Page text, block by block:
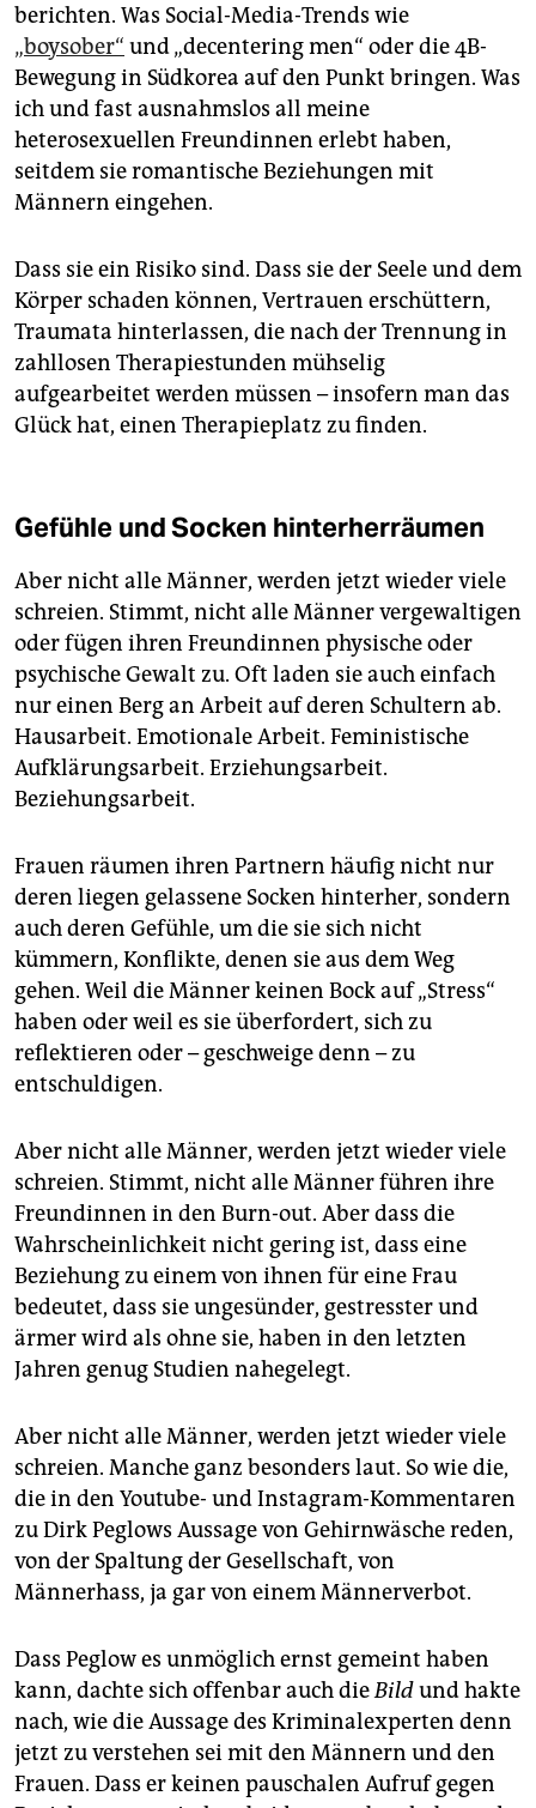
berichten. Was Social-Media-Trends wie
„boysober“ und „decentering men“ oder die 4B-
Bewegung in Südkorea auf den Punkt bringen. Was
ich und fast ausnahmslos all meine
heterosexuellen Freundinnen erlebt haben,
seitdem sie romantische Beziehungen mit
Männern eingehen.
Dass sie ein Risiko sind. Dass sie der Seele und dem
Körper schaden können, Vertrauen erschüttern,
Traumata hinterlassen, die nach der Trennung in
zahllosen Therapiestunden mühselig
aufgearbeitet werden müssen – insofern man das
Glück hat, einen Therapieplatz zu finden.
Gefühle und Socken hinterherräumen
Aber nicht alle Männer, werden jetzt wieder viele
schreien. Stimmt, nicht alle Männer vergewaltigen
oder fügen ihren Freundinnen physische oder
psychische Gewalt zu. Oft laden sie auch einfach
nur einen Berg an Arbeit auf deren Schultern ab.
Hausarbeit. Emotionale Arbeit. Feministische
Aufklärungsarbeit. Erziehungsarbeit.
Beziehungsarbeit.
Frauen räumen ihren Partnern häufig nicht nur
deren liegen gelassene Socken hinterher, sondern
auch deren Gefühle, um die sie sich nicht
kümmern, Konflikte, denen sie aus dem Weg
gehen. Weil die Männer keinen Bock auf „Stress“
haben oder weil es sie überfordert, sich zu
reflektieren oder – geschweige denn – zu
entschuldigen.
Aber nicht alle Männer, werden jetzt wieder viele
schreien. Stimmt, nicht alle Männer führen ihre
Freundinnen in den Burn-out. Aber dass die
Wahrscheinlichkeit nicht gering ist, dass eine
Beziehung zu einem von ihnen für eine Frau
bedeutet, dass sie ungesünder, gestresster und
ärmer wird als ohne sie, haben in den letzten
Jahren genug Studien nahegelegt.
Aber nicht alle Männer, werden jetzt wieder viele
schreien. Manche ganz besonders laut. So wie die,
die in den Youtube- und Instagram-Kommentaren
zu Dirk Peglows Aussage von Gehirnwäsche reden,
von der Spaltung der Gesellschaft, von
Männerhass, ja gar von einem Männerverbot.
Dass Peglow es unmöglich ernst gemeint haben
kann, dachte sich offenbar auch dieBildund hakte
nach, wie die Aussage des Kriminalexperten denn
jetzt zu verstehen sei mit den Männern und den
Frauen. Dass er keinen pauschalen Aufruf gegen